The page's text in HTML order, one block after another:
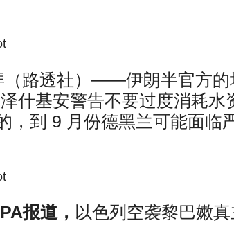
（路透社）——伊朗半官方的
什基安警告不要过度消耗
，到 9 月份德黑兰可能面临
报道， 以色列空袭黎巴嫩真